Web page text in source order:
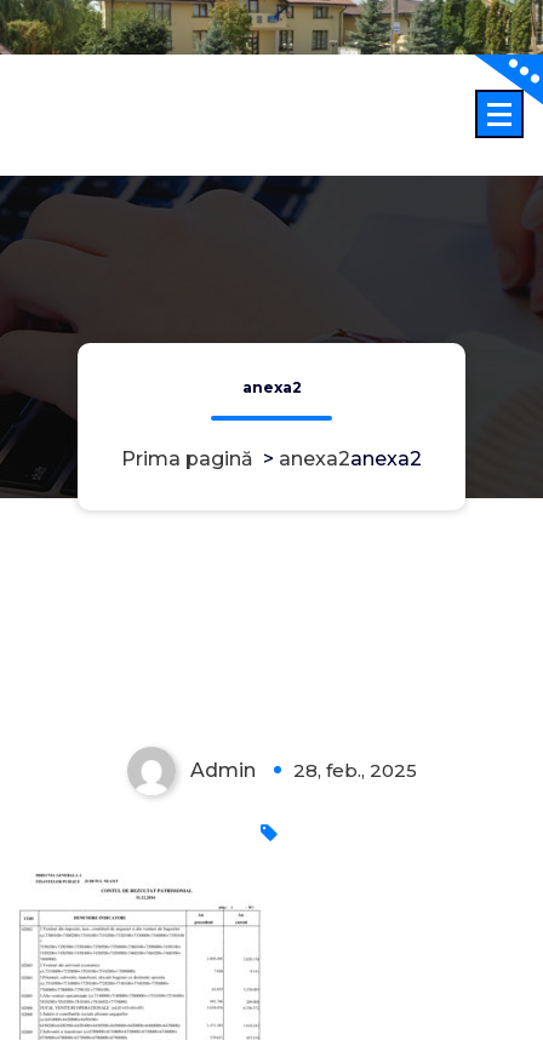
Sari
la
anexa2
Prima pagină > anexa2anexa2
Admin 28, feb., 2025